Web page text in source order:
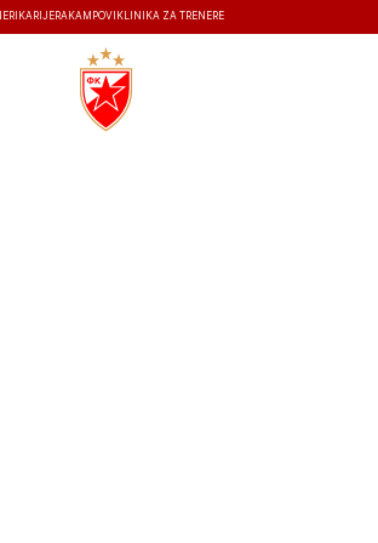
KARIJERA KAMPOVI KLINIKA ZA TRENERE